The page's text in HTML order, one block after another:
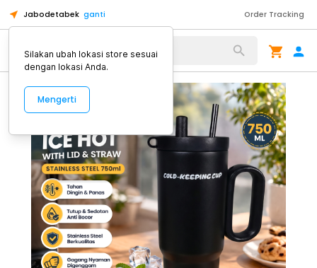
Jabodetabek ganti Order Tracking
Alat Kopi
Silakan ubah lokasi store sesuai
dengan lokasi Anda.
Mengerti